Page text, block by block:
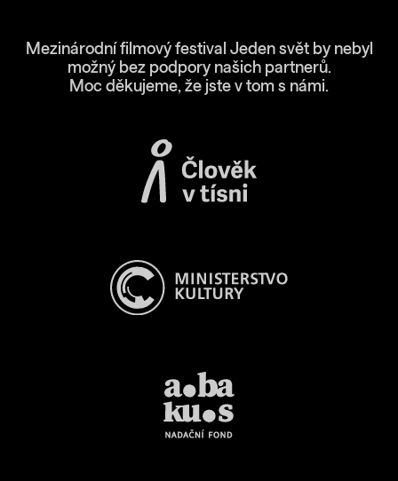
Mezinárodní filmový festival Jeden svět by nebyl
možný bez podpory našich partnerů.
Moc děkujeme, že jste v tom s námi.